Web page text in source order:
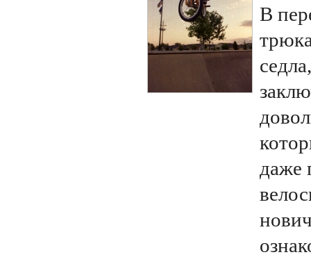
В
даже